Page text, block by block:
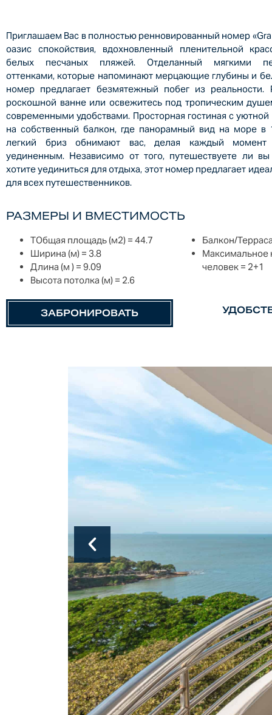
Приглашаем Вас в полностью ренновированный номер
оазис спокойствия, вдохновленный пленительной
белых песчаных пляжей. Отделанный мягкими
оттенками, которые напоминают мерцающие глубины и
номер предлагает безмятежный побег из реальности.
роскошной ванне или освежитесь под тропическим
современными удобствами. Просторная гостиная с
на собственный балкон, где панорамный вид на море в
легкий бриз обнимают вас, делая каждый
уединенным. Независимо от того, путешествуете ли
хотите уединиться для отдыха, этот номер предлагает
для всех путешественников.
РАЗМЕРЫ И ВМЕСТИМОСТЬ
TОбщая площадь (м2) = 44.7
Ширина (м) = 3.8
Длина (м ) = 9.09
Высота потолка (м) = 2.6
Балкон/
Максимальное
человек = 2+1
ЗАБРОНИРОВАТЬ